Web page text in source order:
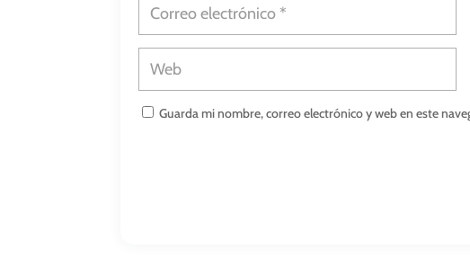
Guarda mi nombre, correo electrónico y web en este